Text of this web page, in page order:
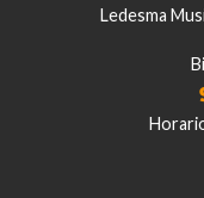
Ledesma